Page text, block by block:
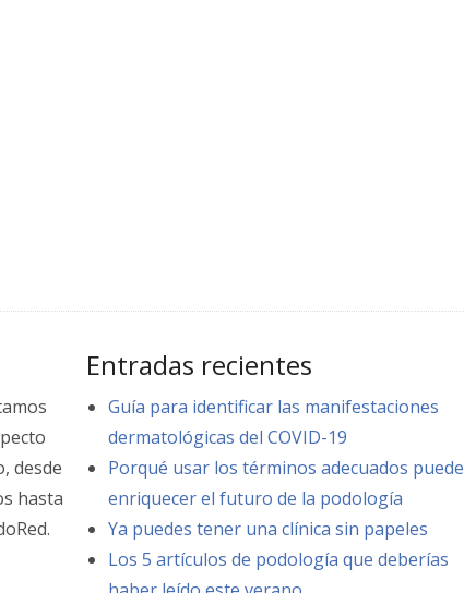
desde
hasta
Entradas recientes
Guía para identificar las manifestaciones
dermatológicas del COVID-19
Porqué usar los términos adecuados puede
enriquecer el futuro de la podología
Ya puedes tener una clínica sin papeles
Los 5 artículos de podología que deberías